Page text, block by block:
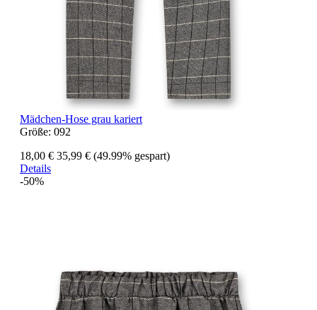
Mädchen-Hose grau kariert
Größe: 092
18,00 € 35,99 € (49.99% gespart)
Details
-50%